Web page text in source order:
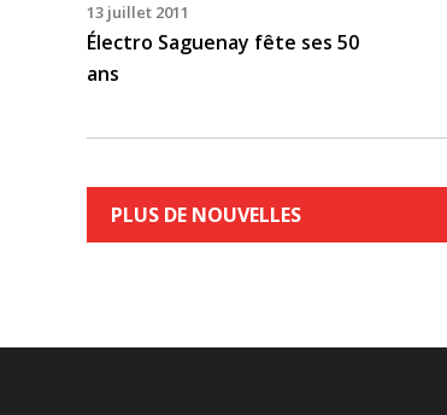
13 juillet 2011
Électro Saguenay fête ses 50
ans
PLUS DE NOUVELLES